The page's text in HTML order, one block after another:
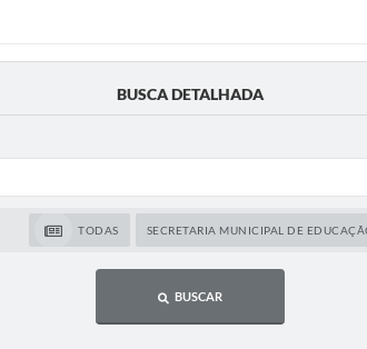
BUSCA DETALHADA
TODAS SECRETARIA MUNICIPAL DE
BUSCAR